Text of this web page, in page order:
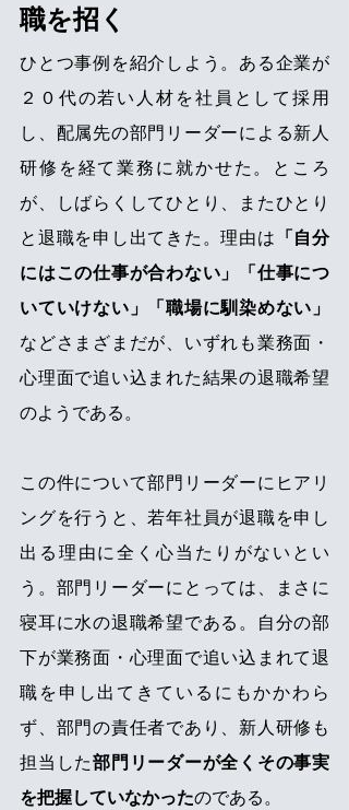
職を招く
ひとつ事例を紹介しよう。ある企業が
２０代の若い人材を社員として採用
し、配属先の部門リーダーによる新人
研修を経て業務に就かせた。ところ
が、しばらくしてひとり、またひとり
と退職を申し出てきた。理由は 「自分
にはこの仕事が合わない」「仕事につ
いていけない」「職場に馴染めない」
などさまざまだが、いずれも業務面・
心理面で追い込まれた結果の退職希望
のようである。
この件について部門リーダーにヒアリ
ングを行うと、若年社員が退職を申し
出る理由に全く心当たりがないとい
う。部門リーダーにとっては、まさに
寝耳に水の退職希望である。自分の部
下が業務面・心理面で追い込まれて退
職を申し出てきているにもかかわら
ず、 部門の責任者であり、新人研修も
担当した部門リーダーが全くその事実
を把握していなかったのである。